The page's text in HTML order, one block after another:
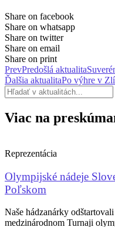
Share on facebook
Share on whatsapp
Share on twitter
Share on email
Share on print
PrevPredošlá aktualita
Ďalšia aktualitaPo výhre v
Viac na
Reprezentácia
Olympijské nádeje
Poľskom
Naše hádzanárky
medzinárodnom Turnaji